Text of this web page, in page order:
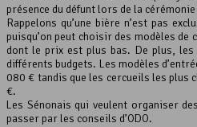
présence du défunt lors de la
Rappelons qu’une bière n’est pas
puisqu’on peut choisir des modèles
dont le prix est plus bas. De plus,
différents budgets. Les modèles
080 € tandis que les cercueils les plus
€.
Les Sénonais qui veulent organiser
passer par les conseils d’ODO.